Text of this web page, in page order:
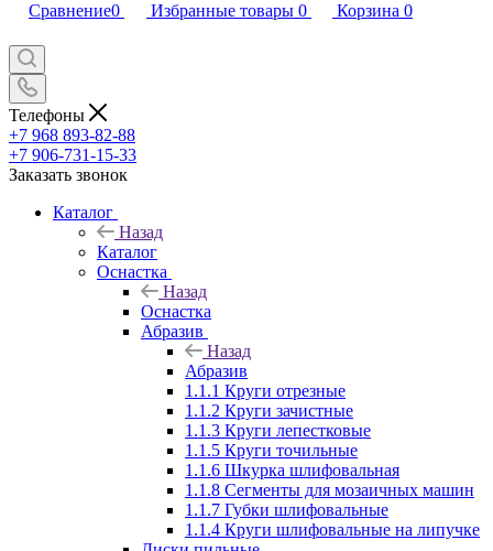
Сравнение0 Избранные товары 0 Корзина 0
Телефоны
+7 968 893-82-88
+7 906-731-15-33
Заказать звонок
Каталог
Назад
Каталог
Оснастка
Назад
Оснастка
Абразив
Назад
Абразив
1.1.1 Круги отрезные
1.1.2 Круги зачистные
1.1.3 Круги лепестковые
1.1.5 Круги точильные
1.1.6 Шкурка шлифовальная
1.1.8 Сегменты для мозаичных машин
1.1.7 Губки шлифовальные
1.1.4 Круги шлифовальные на липучке